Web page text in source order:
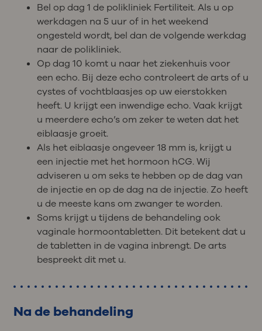
Bel op dag 1 de polikliniek Fertiliteit. Als u op
werkdagen na 5 uur of in het weekend
ongesteld wordt, bel dan de volgende werkdag
naar de polikliniek.
Op dag 10 komt u naar het ziekenhuis voor
een echo. Bij deze echo controleert de arts of u
cystes of vochtblaasjes op uw eierstokken
heeft. U krijgt een inwendige echo. Vaak krijgt
u meerdere echo’s om zeker te weten dat het
eiblaasje groeit.
Als het eiblaasje ongeveer 18 mm is, krijgt u
een injectie met het hormoon hCG. Wij
adviseren u om seks te hebben op de dag van
de injectie en op de dag na de injectie. Zo heeft
u de meeste kans om zwanger te worden.
Soms krijgt u tijdens de behandeling ook
vaginale hormoontabletten. Dit betekent dat u
de tabletten in de vagina inbrengt. De arts
bespreekt dit met u.
Na de behandeling